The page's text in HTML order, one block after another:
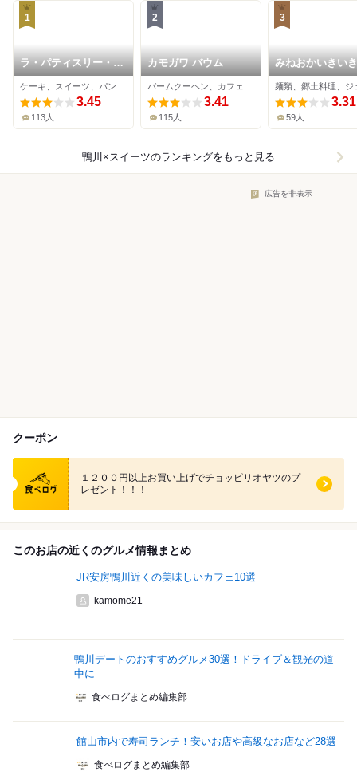
1
ラ・パティスリー・ベ
ルジュ
ケーキ、スイーツ、パン
3.45
113人
2
カモガワ バウム
バームクーヘン、カフェ
3.41
115人
3
みねおかいきい
3.31
59人
鴨川×スイーツのランキングをもっと見る
広告を非表示
クーポン
食べログ クーポン
１２００円以上お買い上げでチョッピリオヤツのプ
レゼント！！！
このお店の近くのグルメ情報まとめ
JR安房鴨川近くの美味しいカフェ10選
kamome21
鴨川デートのおすすめグルメ30選！ドライブ＆観光の道
中に
食べログまとめ編集部
館山市内で寿司ランチ！安いお店や高級なお店など28選
食べログまとめ編集部